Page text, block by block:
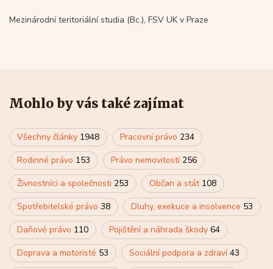
Mezinárodní teritoriální studia (Bc.), FSV UK v Praze
Mohlo by vás také zajímat
Všechny články 1948 Pracovní právo 234
Rodinné právo 153 Právo nemovitostí 256
Živnostníci a společnosti 253 Občan a stát 108
Spotřebitelské právo 38 Dluhy, exekuce a insolvence 53
Daňové právo 110 Pojištění a náhrada škody 64
Doprava a motoristé 53 Sociální podpora a zdraví43